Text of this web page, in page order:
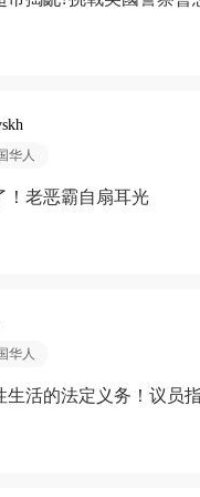
华人
！老恶霸自扇耳光
华人
生活的法定义务！议员